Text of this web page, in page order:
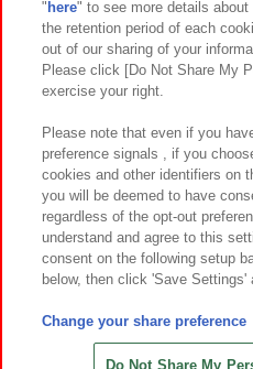
関連会社 サステナビ
プライバシーポリシー ウェブ
お取引先さまとともに
カスタマーハラスメント対応方針
©Bandai Namco
©Bandai Namco
©HANAYASHIKI Co.,
" here" to see more details
the retention period of each
out of our sharing of your
Please click [Do Not Share My
exercise your right.
Please note that even if you
preference signals , if you
cookies and other identifiers on
you will be deemed to have
regardless of the opt-out
understand and agree to this
consent on the following setup
below, then click 'Save Settings'
Change your share preference
Do Not Share My